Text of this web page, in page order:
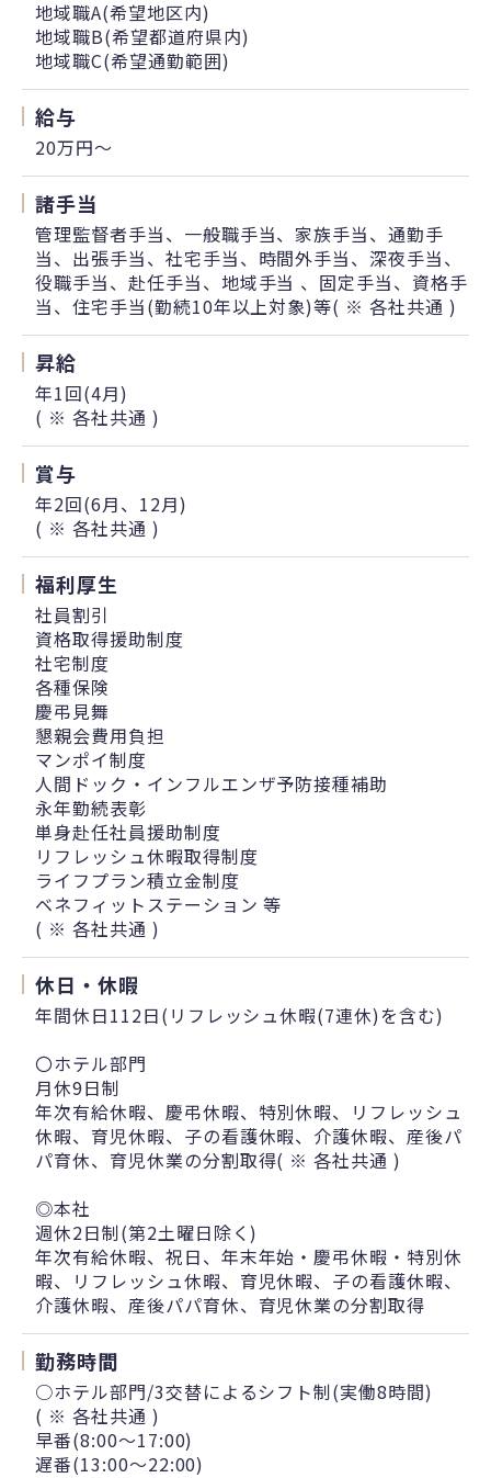
地域職A(希望地区内)
地域職B(希望都道府県内)
地域職C(希望通勤範囲)
給与
20万円〜
諸手当
管理監督者手当、一般職手当、家族手当、通勤手
当、出張手当、社宅手当、時間外手当、深夜手当、
役職手当、赴任手当、地域手当 、固定手当、資格手
当、住宅手当(勤続10年以上対象)等( ※ 各社共通 )
昇給
年1回(4月)
( ※ 各社共通 )
賞与
年2回(6月、12月)
( ※ 各社共通 )
福利厚生
社員割引
資格取得援助制度
社宅制度
各種保険
慶弔見舞
懇親会費用負担
マンポイ制度
人間ドック・インフルエンザ予防接種補助
永年勤続表彰
単身赴任社員援助制度
リフレッシュ休暇取得制度
ライフプラン積立金制度
ベネフィットステーション 等
( ※ 各社共通 )
休日・休暇
年間休日112日(リフレッシュ休暇(7連休)を含む)
〇ホテル部門
月休9日制
年次有給休暇、慶弔休暇、特別休暇、リフレッシュ
休暇、育児休暇、子の看護休暇、介護休暇、産後パ
パ育休、育児休業の分割取得( ※ 各社共通 )
◎本社
週休2日制(第2土曜日除く)
年次有給休暇、祝日、年末年始・慶弔休暇・特別休
暇、リフレッシュ休暇、育児休暇、子の看護休暇、
介護休暇、産後パパ育休、育児休業の分割取得
勤務時間
○ホテル部門/3交替によるシフト制(実働8時間)
( ※ 各社共通 )
早番(8:00～17:00)
遅番(13:00～22:00)